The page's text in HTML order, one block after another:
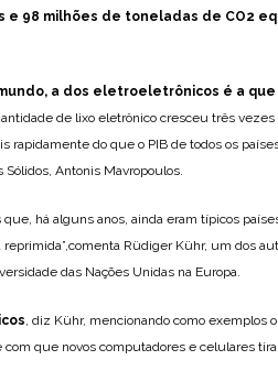
98 milhões de toneladas de CO2
a dos eletroeletrônicos é a
de lixo eletrônico cresceu três vezes
rapidamente do que o PIB de todos os
Antonis Mavropoulos.
há alguns anos, ainda eram típicos
Rüdiger Kühr, um dos
das Nações Unidas na Europa.
, diz Kühr, mencionando como exemplos
com que novos computadores e celulares